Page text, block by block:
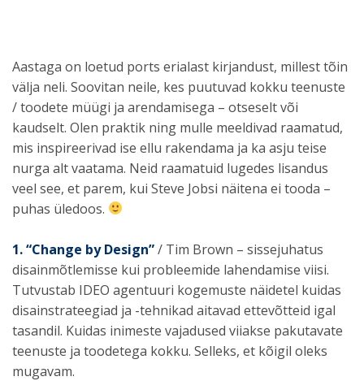
Aastaga on loetud ports erialast kirjandust, millest tõin
välja neli. Soovitan neile, kes puutuvad kokku teenuste
/ toodete müügi ja arendamisega – otseselt või
kaudselt. Olen praktik ning mulle meeldivad raamatud,
mis inspireerivad ise ellu rakendama ja ka asju teise
nurga alt vaatama. Neid raamatuid lugedes lisandus
veel see, et parem, kui Steve Jobsi näitena ei tooda –
puhas üledoos.
1. “Change by Design”/ Tim Brown – sissejuhatus
disainmõtlemisse kui probleemide lahendamise viisi.
Tutvustab IDEO agentuuri kogemuste näidetel kuidas
disainstrateegiad ja -tehnikad aitavad ettevõtteid igal
tasandil. Kuidas inimeste vajadused viiakse pakutavate
teenuste ja toodetega kokku. Selleks, et kõigil oleks
mugavam.